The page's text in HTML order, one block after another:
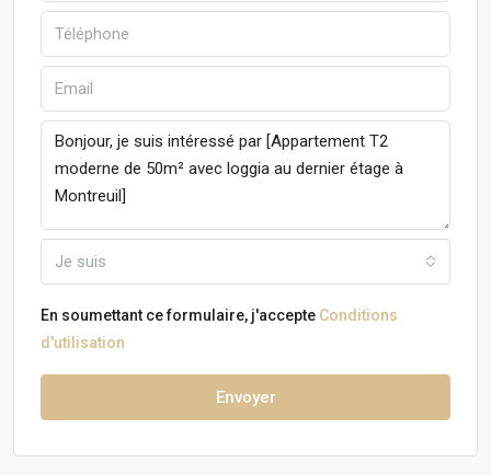
Je suis
En soumettant ce formulaire, j'accepte Conditions
d'utilisation
Envoyer